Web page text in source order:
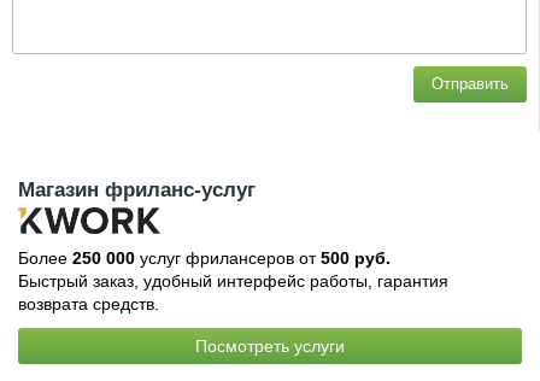
Отправить
Магазин фриланс-услуг
Более 250 000 услуг фрилансеров от500 руб.
Быстрый заказ, удобный интерфейс работы, гарантия
возврата средств.
Посмотреть услуги